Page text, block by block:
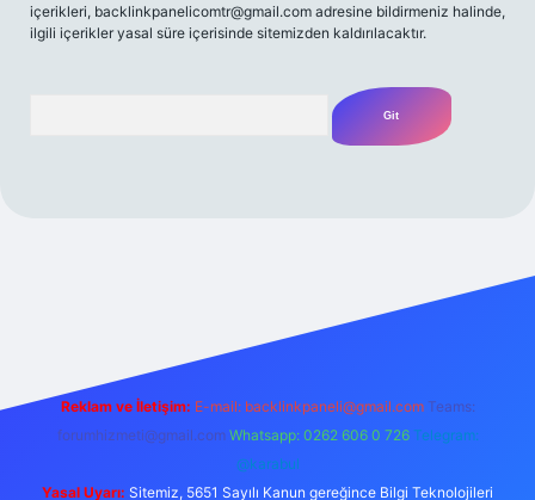
içerikleri, backlinkpanelicomtr@gmail.com adresine bildirmeniz halinde,
ilgili içerikler yasal süre içerisinde sitemizden kaldırılacaktır.
Reklam ve İletişim: E-mail: backlinkpaneli@gmail.com Teams:
forumhizmeti@gmail.com Whatsapp: 0262 606 0 726 Telegram:
@karabul
Yasal Uyarı: Sitemiz, 5651 Sayılı Kanun gereğince Bilgi Teknolojileri